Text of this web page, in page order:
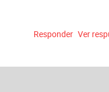
Responder Ver